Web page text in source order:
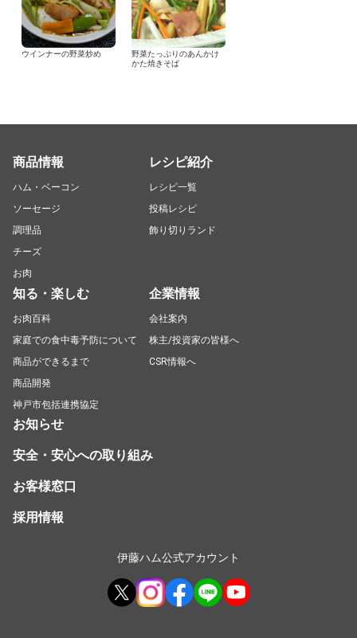
ウインナーの野菜炒め
野菜たっぷりのあんかけ
かた焼きそば
商品情報
ハム・ベーコン
ソーセージ
調理品
チーズ
お肉
レシピ紹介
レシピ一覧
投稿レシピ
飾り切りランド
知る・楽しむ
お肉百科
家庭での食中毒予防について
商品ができるまで
商品開発
神戸市包括連携協定
企業情報
会社案内
株主/投資家の皆様へ
CSR情報へ
お知らせ
安全・安心への取り組み
お客様窓口
採用情報
伊藤ハム公式アカウント